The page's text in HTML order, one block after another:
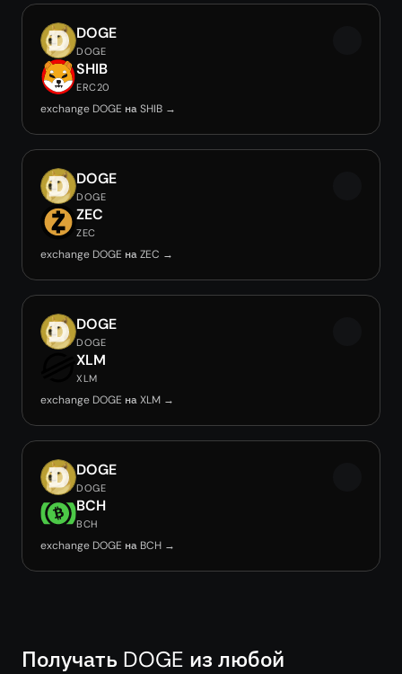
DOGE
DOGE
SHIB
ERC20
exchange DOGE на SHIB →
DOGE
DOGE
ZEC
ZEC
exchange DOGE на ZEC →
DOGE
DOGE
XLM
XLM
exchange DOGE на XLM →
DOGE
DOGE
BCH
BCH
exchange DOGE на BCH →
Получать DOGE из любой